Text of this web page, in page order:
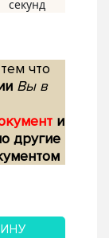
что
Вы в
и
другие